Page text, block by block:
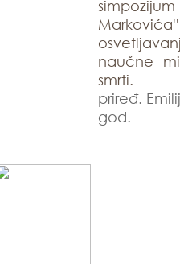
naučne
smrti.
priređ.
god.